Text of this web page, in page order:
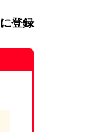
登録